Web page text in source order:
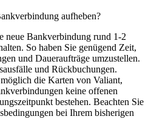
aufheben?
neue Bankverbindung rund 1-2
So haben Sie genügend Zeit,
und Daueraufträge umzustellen.
und Rückbuchungen.
die Karten von Valiant,
keine offenen
bestehen. Beachten Sie
bei Ihrem bisherigen